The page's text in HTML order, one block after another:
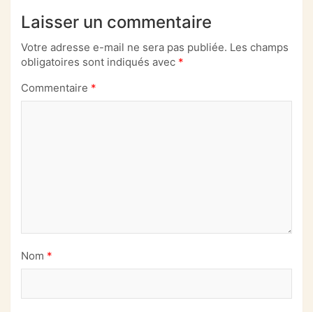
Laisser un commentaire
Votre adresse e-mail ne sera pas publiée. Les champs
obligatoires sont indiqués avec *
Commentaire *
Nom *